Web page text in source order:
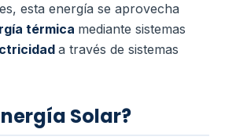
esta energía se aprovecha
térmica mediante sistemas
a través de sistemas
Solar?